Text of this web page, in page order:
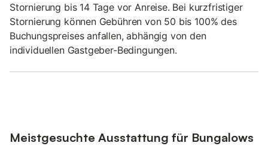
Stornierung bis 14 Tage vor Anreise. Bei kurzfristiger
Stornierung können Gebühren von 50 bis 100% des
Buchungspreises anfallen, abhängig von den
individuellen Gastgeber-Bedingungen.
Meistgesuchte Ausstattung für Bungalows